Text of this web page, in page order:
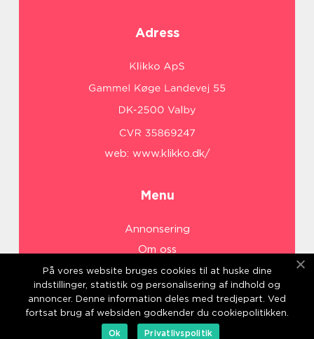
Adress
web: www.klikko.dk/
Menu
Annonsering
Om oss
Cookies
Kontakta oss
Sitemap
På vores website bruges cookies til at huske dine
indstillinger, statistik og personalisering af indhold og
annoncer. Denne information deles med tredjepart. Ved
fortsat brug af websiden godkender du cookiepolitikken.
Ok
Privatlivspolitik